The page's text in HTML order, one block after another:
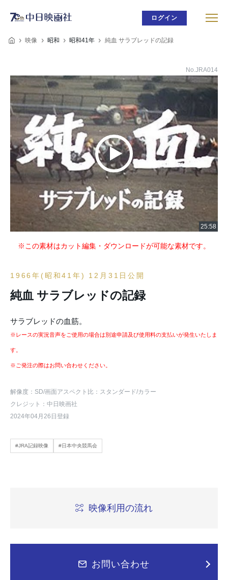
ログイン
映像 昭和 昭和41年 純血 サラブレッドの記録
No.JRA014
※この素材はカット編集・ダウンロードが可能な素材です。
1966年(昭和41年) 12月31日公開
純血 サラブレッドの記録
サラブレッドの血筋。
※レースの実況音声をご使用の場合は別途申請及び使用料の支払いが発生いたしま
す。
※ご発注の際はお問い合わせください。
解像度：SD/画面アスペクト比：スタンダード/カラー
クレジット：中日映画社
2024年04月26日登録
#JRA記録映像 #日本中央競馬会
映像利用の流れ
お問い合わせ